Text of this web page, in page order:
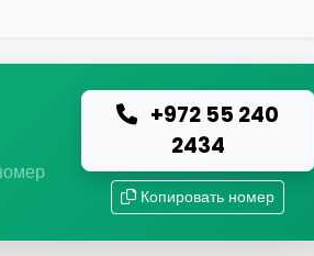
+972 55 240
2434
Копировать номер